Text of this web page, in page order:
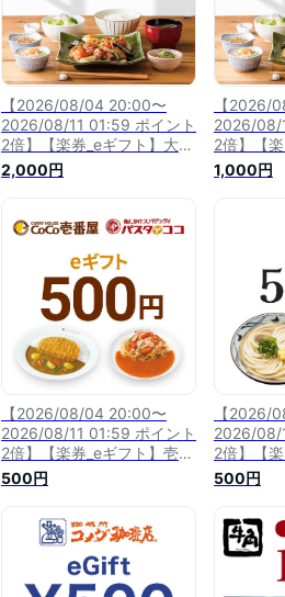
【2026/08/04 20:00〜
2026/08/11 01:59 ポイント
2倍】【楽券_eギフト】大戸
屋 2,000円
2,000円
【2026/
2026/08/
2倍】【
屋 1,000円
1,000円
【2026/08/04 20:00〜
2026/08/11 01:59 ポイント
2倍】【楽券_eギフト】壱番
屋グループ 500円
500円
【2026/
2026/08/
2倍】【
製麺 500円
500円